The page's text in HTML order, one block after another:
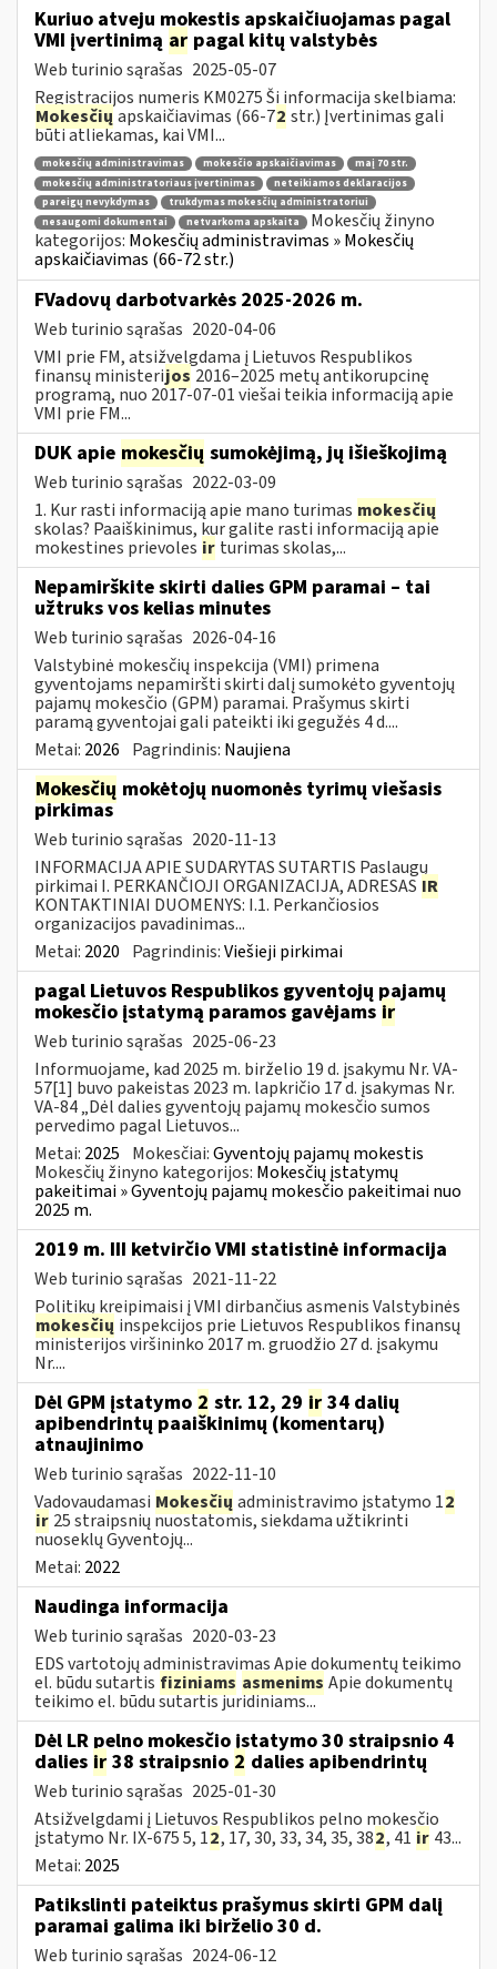
Kuriuo atveju mokestis apskaičiuojamas pagal
VMI įvertinimą ar pagal kitų valstybės
Web turinio sąrašas 2025-05-07
Registracijos numeris KM0275 Ši informacija skelbiama:
Mokesčių apskaičiavimas (66-72 str.) Įvertinimas gali
būti atliekamas, kai VMI...
mokesčių administravimas mokesčio apskaičiavimas
maį 70 str.
mokesčių administratoriaus įvertinimas
neteikiamos deklaracijos
pareigų nevykdymas
trukdymas mokesčių administratoriui
nesaugomi dokumentai
netvarkoma apskaita
Mokesčių žinyno
kategorijos: Mokesčių administravimas » Mokesčių
apskaičiavimas (66-72 str.)
FVadovų darbotvarkės 2025-2026 m.
Web turinio sąrašas 2020-04-06
VMI prie FM, atsižvelgdama į Lietuvos Respublikos
finansų ministerijos 2016–2025 metų antikorupcinę
programą, nuo 2017-07-01 viešai teikia informaciją apie
VMI prie FM...
DUK apie mokesčių sumokėjimą, jų išieškojimą
Web turinio sąrašas 2022-03-09
1. Kur rasti informaciją apie mano turimas mokesčių
skolas? Paaiškinimus, kur galite rasti informaciją apie
mokestines prievoles ir turimas skolas,...
Nepamirškite skirti dalies GPM paramai – tai
užtruks vos kelias minutes
Web turinio sąrašas 2026-04-16
Valstybinė mokesčių inspekcija (VMI) primena
gyventojams nepamiršti skirti dalį sumokėto gyventojų
pajamų mokesčio (GPM) paramai. Prašymus skirti
paramą gyventojai gali pateikti iki gegužės 4 d....
Metai: 2026 Pagrindinis: Naujiena
Mokesčių mokėtojų nuomonės tyrimų viešasis
pirkimas
Web turinio sąrašas 2020-11-13
INFORMACIJA APIE SUDARYTAS SUTARTIS Paslaugų
pirkimai I. PERKANČIOJI ORGANIZACIJA, ADRESAS IR
KONTAKTINIAI DUOMENYS: I.1. Perkančiosios
organizacijos pavadinimas...
Metai: 2020 Pagrindinis:Viešieji pirkimai
pagal Lietuvos Respublikos gyventojų pajamų
mokesčio įstatymą paramos gavėjams ir
Web turinio sąrašas 2025-06-23
Informuojame, kad 2025 m. birželio 19 d. įsakymu Nr. VA-
57[1] buvo pakeistas 2023 m. lapkričio 17 d. įsakymas Nr.
VA-84 „Dėl dalies gyventojų pajamų mokesčio sumos
pervedimo pagal Lietuvos...
Metai: 2025 Mokesčiai:Gyventojų pajamų mokestis
Mokesčių žinyno kategorijos: Mokesčių įstatymų
pakeitimai » Gyventojų pajamų mokesčio pakeitimai nuo
2025 m.
2019 m. III ketvirčio VMI statistinė informacija
Web turinio sąrašas 2021-11-22
Politikų kreipimaisi į VMI dirbančius asmenis Valstybinės
mokesčių inspekcijos prie Lietuvos Respublikos finansų
ministerijos viršininko 2017 m. gruodžio 27 d. įsakymu
Nr....
Dėl GPM įstatymo 2 str. 12, 29 ir 34 dalių
apibendrintų paaiškinimų (komentarų)
atnaujinimo
Web turinio sąrašas 2022-11-10
Vadovaudamasi Mokesčių administravimo įstatymo 12
ir 25 straipsnių nuostatomis, siekdama užtikrinti
nuoseklų Gyventojų...
Metai: 2022
Naudinga informacija
Web turinio sąrašas 2020-03-23
EDS vartotojų administravimas Apie dokumentų teikimo
el. būdu sutartis fiziniams asmenims Apie dokumentų
teikimo el. būdu sutartis juridiniams...
Dėl LR pelno mokesčio įstatymo 30 straipsnio 4
dalies ir 38 straipsnio 2 dalies apibendrintų
Web turinio sąrašas 2025-01-30
Atsižvelgdami į Lietuvos Respublikos pelno mokesčio
įstatymo Nr. IX-675 5, 12, 17, 30, 33, 34, 35, 382, 41 ir 43...
Metai: 2025
Patikslinti pateiktus prašymus skirti GPM dalį
paramai galima iki birželio 30 d.
Web turinio sąrašas 2024-06-12